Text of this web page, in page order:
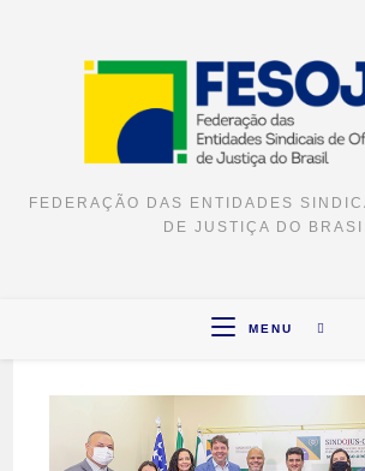
FEDERAÇÃO DAS ENTIDADES
DE JUSTIÇA DO BRASIL
MENU